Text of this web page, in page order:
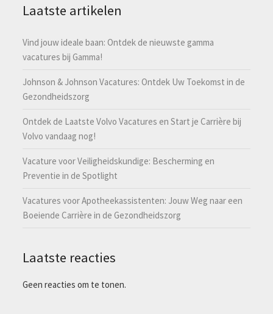
Laatste artikelen
Vind jouw ideale baan: Ontdek de nieuwste gamma
vacatures bij Gamma!
Johnson & Johnson Vacatures: Ontdek Uw Toekomst in de
Gezondheidszorg
Ontdek de Laatste Volvo Vacatures en Start je Carrière bij
Volvo vandaag nog!
Vacature voor Veiligheidskundige: Bescherming en
Preventie in de Spotlight
Vacatures voor Apotheekassistenten: Jouw Weg naar een
Boeiende Carrière in de Gezondheidszorg
Laatste reacties
Geen reacties om te tonen.